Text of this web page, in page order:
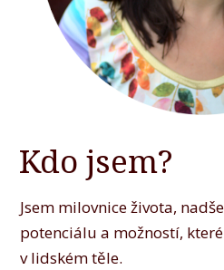
Kdo jsem?
Jsem milovnice života,
potenciálu a možností,
v lidském těle.